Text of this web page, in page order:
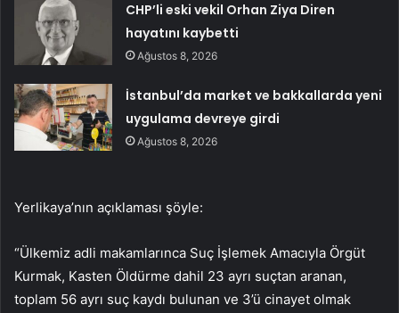
CHP’li eski vekil Orhan Ziya Diren
hayatını kaybetti
Ağustos 8, 2026
İstanbul’da market ve bakkallarda yeni
uygulama devreye girdi
Ağustos 8, 2026
Yerlikaya’nın açıklaması şöyle:
“Ülkemiz adli makamlarınca Suç İşlemek Amacıyla Örgüt
Kurmak, Kasten Öldürme dahil 23 ayrı suçtan aranan,
toplam 56 ayrı suç kaydı bulunan ve 3’ü cinayet olmak